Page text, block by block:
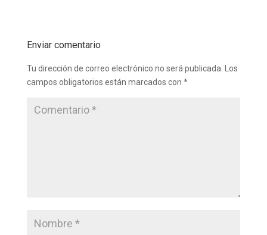
Enviar comentario
Tu dirección de correo electrónico no será publicada. Los
campos obligatorios están marcados con *